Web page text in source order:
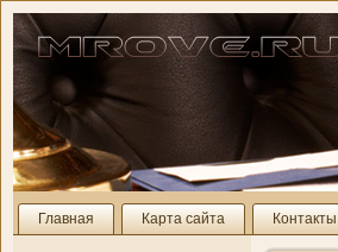
Главная Карта сайта Контакты